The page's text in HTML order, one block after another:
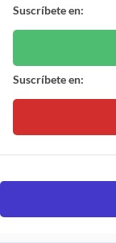
Suscríbete en:
Suscríbete en: